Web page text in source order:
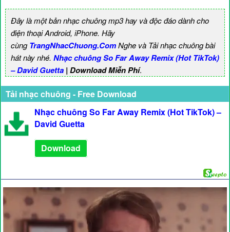
Đây là một bản nhạc chuông mp3 hay và độc đáo dành cho
điện thoại Android, iPhone. Hãy
cùngTrangNhacChuong.ComNghe và Tải nhạc chuông bài
hát này nhé. Nhạc chuông So Far Away Remix (Hot TikTok)
– David Guetta | Download Miễn Phí.
Tải nhạc chuông - Free Download
Nhạc chuông So Far Away Remix (Hot TikTok) –
David Guetta
Download